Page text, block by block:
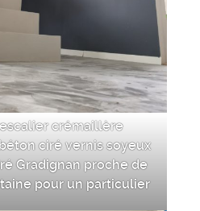
crémaillère
ciré vernis soyeux
Gradignan proche de
pour un particulier